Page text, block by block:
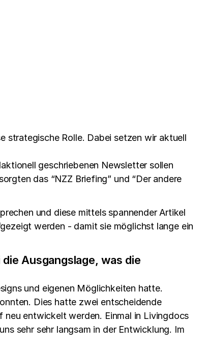
strategische Rolle. Dabei setzen wir aktuell
geschriebenen Newsletter sollen
das “NZZ Briefing” und “Der andere
und diese mittels spannender Artikel
werden - damit sie möglichst lange ein
Ausgangslage, was die
und eigenen Möglichkeiten hatte.
Dies hatte zwei entscheidende
neu entwickelt werden. Einmal in Livingdocs
sehr sehr langsam in der Entwicklung. Im